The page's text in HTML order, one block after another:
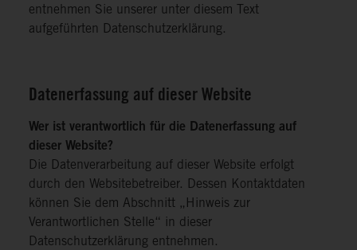
entnehmen Sie unserer unter diesem Text
aufgeführten Datenschutzerklärung.
Datenerfassung auf dieser Website
Wer ist verantwortlich für die Datenerfassung auf
dieser Website?
Die Datenverarbeitung auf dieser Website erfolgt
durch den Websitebetreiber. Dessen Kontaktdaten
können Sie dem Abschnitt „Hinweis zur
Verantwortlichen Stelle“ in dieser
Datenschutzerklärung entnehmen.